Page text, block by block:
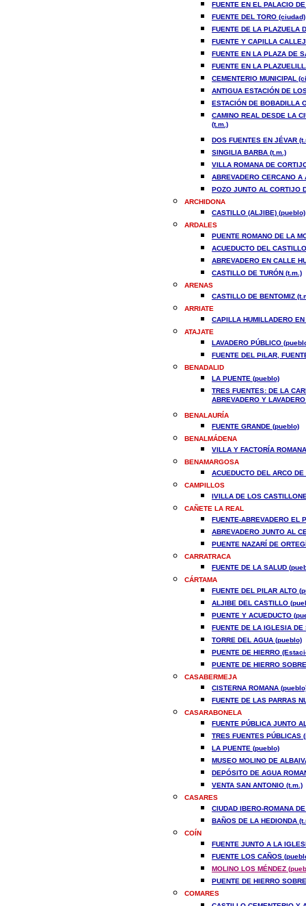
FUENTE EN EL PALACIO
FUENTE DEL TORO (ciudad)
FUENTE DE LA PLAZUELA
FUENTE Y CAPILLA
FUENTE EN LA PLAZA DE
FUENTE EN LA
CEMENTERIO MUNICIPAL
ANTIGUA ESTACIÓN DE
ESTACIÓN DE BOBADILLA
CAMINO REAL DESDE LA
(t.m.)
DOS FUENTES EN JÉVAR
SINGILIA BARBA (t.m.)
VILLA ROMANA DE
ABREVADERO CERCANO A
POZO JUNTO AL CORTIJO
ARCHIDONA
CASTILLO (ALJIBE) (pueblo)
ARDALES
PUENTE ROMANO DE LA
ACUEDUCTO DEL
ABREVADERO EN CALLE
CASTILLO DE TURÓN (t.m.)
ARENAS
CASTILLO DE BENTOMIZ
ARRIATE
CAPILLA HUMILLADERO
ATAJATE
LAVADERO PÚBLICO
FUENTE DEL PILAR,
BENADALID
LA PUENTE (pueblo)
TRES FUENTES: DE LA
ABREVADERO Y
BENALAURÍA
FUENTE GRANDE (pueblo)
BENALMÁDENA
VILLA Y FACTORÍA
BENAMARGOSA
ACUEDUCTO DEL ARCO
CAMPILLOS
IVILLA DE LOS
CAÑETE LA REAL
FUENTE-ABREVADERO EL
ABREVADERO JUNTO AL
PUENTE NAZARÍ DE
CARRATRACA
FUENTE DE LA SALUD
CÁRTAMA
FUENTE DEL PILAR ALTO
ALJIBE DEL CASTILLO
PUENTE Y ACUEDUCTO
FUENTE DE LA IGLESIA
TORRE DEL AGUA (pueblo)
PUENTE DE HIERRO
PUENTE DE HIERRO
CASABERMEJA
CISTERNA ROMANA
FUENTE DE LAS PARRAS
CASARABONELA
FUENTE PÚBLICA JUNTO
TRES FUENTES PÚBLICAS
LA PUENTE (pueblo)
MUSEO MOLINO DE
DEPÓSITO DE AGUA
VENTA SAN ANTONIO (t.m.)
CASARES
CIUDAD IBERO-ROMANA
BAÑOS DE LA HEDIONDA
COÍN
FUENTE JUNTO A LA
FUENTE LOS CAÑOS
MOLINO LOS MÉNDEZ
PUENTE DE HIERRO
COMARES